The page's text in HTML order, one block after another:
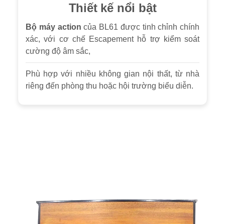
Thiết kế nổi bật
Bộ máy action của BL61 được tinh chỉnh chính
xác, với cơ chế Escapement hỗ trợ kiểm soát
cường độ âm sắc,
Phù hợp với nhiều không gian nội thất, từ nhà
riêng đến phòng thu hoặc hội trường biểu diễn.